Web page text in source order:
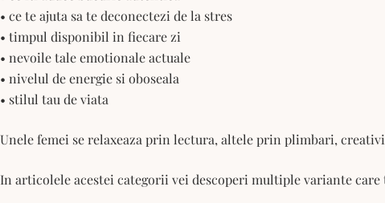
• ce te ajuta sa te deconectezi de la stres
• timpul disponibil in fiecare zi
• nevoile tale emotionale actuale
• nivelul de energie si oboseala
• stilul tau de viata
Unele femei se relaxeaza prin lectura, altele prin plimbari,
In articolele acestei categorii vei descoperi multiple variante